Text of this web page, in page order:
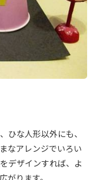
ひな人形以外にも、
なアレンジでいろい
デザインすれば、よ